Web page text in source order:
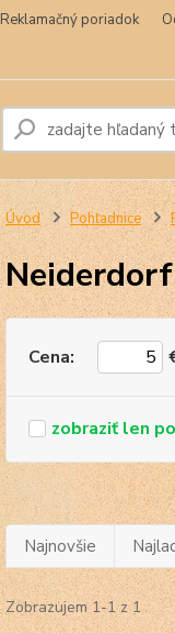
Reklamačný poriadok
Úvod Pohľadnice
Neiderdorf
Cena:
Najnovšie
Zobrazujem 1-1 z 1